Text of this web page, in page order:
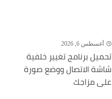
أغسطس 6, 2026
تحميل برنامج تغيير خلفية
شاشة الاتصال ووضع صورة
على مزاجك